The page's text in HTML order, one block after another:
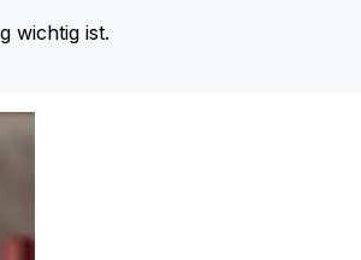
wichtig ist.